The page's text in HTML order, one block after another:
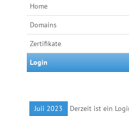
Home
Domains
Zertifikate
Login
Juii 2023
Derzeit ist ein